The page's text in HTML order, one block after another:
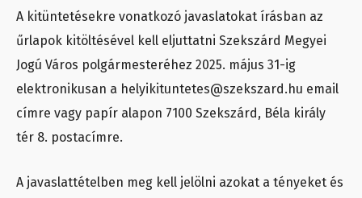
A kitüntetésekre vonatkozó javaslatokat írásban az
űrlapok kitöltésével kell eljuttatni Szekszárd Megyei
Jogú Város polgármesteréhez 2025. május 31-ig
elektronikusan a helyikituntetes@szekszard.hu email
címre vagy papír alapon 7100 Szekszárd, Béla király
tér 8. postacímre.
A javaslattételben meg kell jelölni azokat a tényeket és